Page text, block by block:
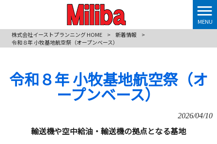
MENU
株式会社イーストプランニング HOME
> 新着情報
>
令和８年 小牧基地航空祭（オープンベース）
令和８年 小牧基地航空祭（オ
ープンベース）
2026/04/10
輸送機や空中給油・輸送機の拠点となる基地